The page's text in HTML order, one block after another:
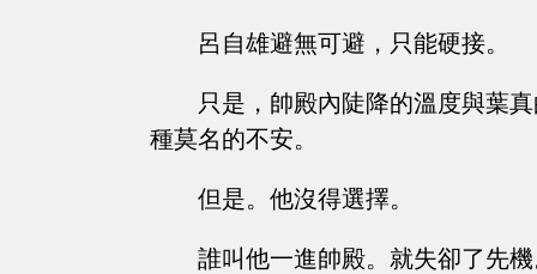
呂自雄避無可避，只能硬接。
只是，帥殿內陡降的溫度與葉
種莫名的不安。
但是。他沒得選擇。
誰叫他一進帥殿。就失卻了先